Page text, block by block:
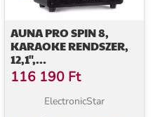
AUNA PRO SPIN 8,
KARAOKE RENDSZER,
12,1",
ÉRINTŐKÉPERNYŐ, 2
UHF MIKROFON, WIFI,
BT, USB, SD, HDMI
116 190 Ft
ElectronicStar